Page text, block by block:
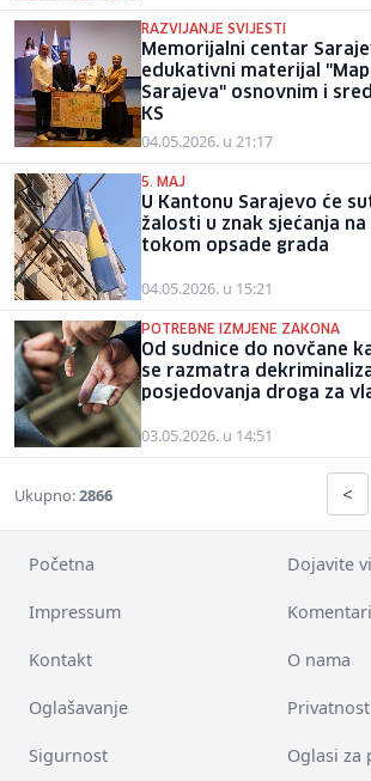
RAZVIJANJE SVIJESTI
Memorijalni centar
edukativni materijal
Sarajeva" osnovnim i
KS
04.05.2026. u 21:17
5. MAJ
U Kantonu Sarajevo će
žalosti u znak sjećanja na
tokom opsade grada
04.05.2026. u 15:21
POTREBNE IZMJENE ZAKONA
Od sudnice do novčane
se razmatra
posjedovanja droga za
03.05.2026. u 14:51
Ukupno:2866 <
Početna Dojavite
Impressum Komentari
Kontakt O nama
Oglašavanje Privatnost
Sigurnost Oglasi za